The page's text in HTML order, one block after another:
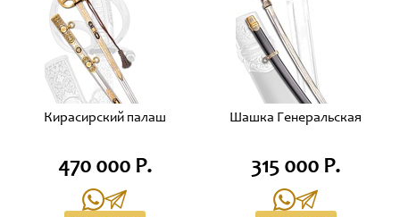
Кирасирский палаш
470 000 Р.
Шашка Генеральская
315 000 Р.